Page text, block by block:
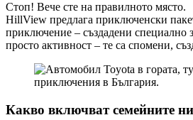
Стоп! Вече сте на правилното място.
HillView предлага приключенски
приключение – създадени специално
просто активност – те са спомени,
Какво включват семейните